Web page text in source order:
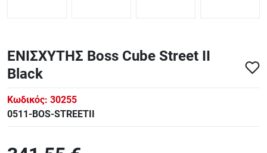
ΕΝΙΣΧΥΤΗΣ Boss Cube Street II
Black
Κωδικός: 30255
0511-BOS-STREETII